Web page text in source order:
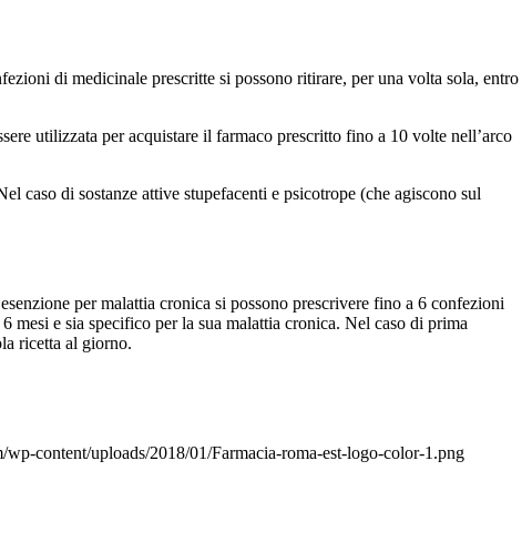
di medicinale prescritte si possono ritirare, per una volta sola, entro
utilizzata per acquistare il farmaco prescritto fino a 10 volte nell’arco
caso di sostanze attive stupefacenti e psicotrope (che agiscono sul
per malattia cronica si possono prescrivere fino a 6 confezioni
e sia specifico per la sua malattia cronica. Nel caso di prima
ricetta al giorno.
content/uploads/2018/01/Farmacia-roma-est-logo-color-1.png